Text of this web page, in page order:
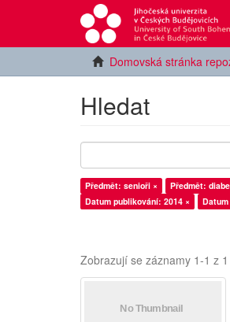
Domovská stránka
Hledat
Předmět: senioři × Předmět:
Datum publikování: 2014 ×
Zobrazují se záznamy 1-1 z 1